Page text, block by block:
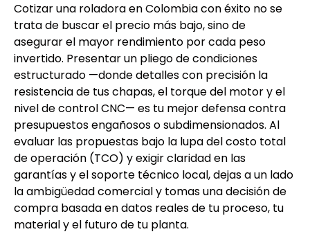
Cotizar una roladora en Colombia con éxito no se
trata de buscar el precio más bajo, sino de
asegurar el mayor rendimiento por cada peso
invertido. Presentar un pliego de condiciones
estructurado —donde detalles con precisión la
resistencia de tus chapas, el torque del motor y el
nivel de control CNC— es tu mejor defensa contra
presupuestos engañosos o subdimensionados. Al
evaluar las propuestas bajo la lupa del costo total
de operación (TCO) y exigir claridad en las
garantías y el soporte técnico local, dejas a un lado
la ambigüedad comercial y tomas una decisión de
compra basada en datos reales de tu proceso, tu
material y el futuro de tu planta.